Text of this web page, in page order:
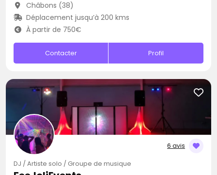
Châbons (38)
Déplacement jusqu’à 200 kms
À partir de 750€
Contacter Profil
6 avis
DJ / Artiste solo / Groupe de musique